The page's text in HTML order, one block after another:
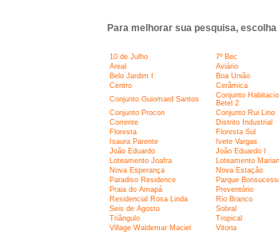
Para melhorar sua pesquisa,
10 de Julho 7º Bec
Areal
Aviário
Belo Jardim I
Boa União
Centro
Cerâmica
Conjunto Guiomard Santos
Conjunto
Betel 2
Conjunto Procon
Conjunto Rui Lino
Corrente
Distrito Industrial
Floresta
Floresta Sul
Isaura Parente
Ivete Vargas
João Eduardo
João Eduardo I
Loteamento Joafra
Loteamento
Nova Esperança
Nova Estação
Paradiso Residence
Parque
Praia do Amapá
Preventório
Residencial Rosa Linda
Rio Branco
Seis de Agosto
Sobral
Triângulo
Tropical
Village Waldemar Maciel
Vitoria